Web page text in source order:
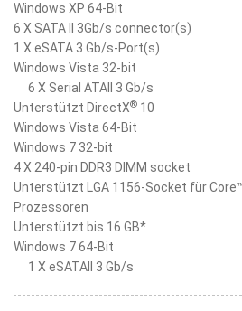
Windows XP 64-Bit
6 X SATA II 3Gb/s connector(s)
1 X eSATA 3 Gb/s-Port(s)
Windows Vista 32-bit
6 X Serial ATAII 3 Gb/s
Unterstützt DirectX® 10
Windows Vista 64-Bit
Windows 7 32-bit
4 X 240-pin DDR3 DIMM socket
Unterstützt LGA 1156-Socket für
Prozessoren
Unterstützt bis 16 GB*
Windows 7 64-Bit
1 X eSATAII 3 Gb/s